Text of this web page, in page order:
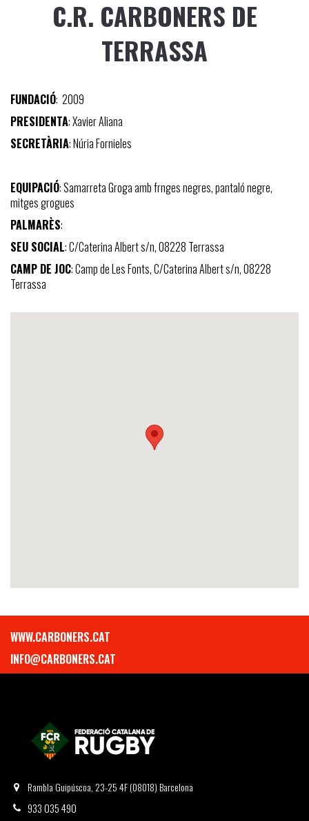
C.R. CARBONERS DE
TERRASSA
FUNDACIÓ: 2009
PRESIDENTA: Xavier Aliana
SECRETÀRIA: Núria Fornieles
EQUIPACIÓ: Samarreta Groga amb frnges negres, pantaló negre,
mitges grogues
PALMARÈS:
SEU SOCIAL: C/Caterina Albert s/n, 08228 Terrassa
CAMP DE JOC: Camp de Les Fonts, C/Caterina Albert s/n, 08228
Terrassa
WWW.CARBONERS.CAT
INFO@CARBONERS.CAT
Rambla Guipúscoa, 23-25 4F (08018) Barcelona
933 035 490